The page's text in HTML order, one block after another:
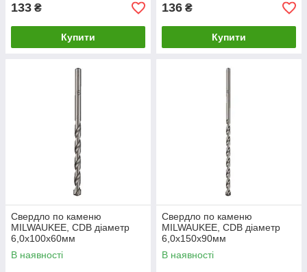
133 ₴
Купити
136 ₴
Купити
Свердло по каменю
MILWAUKEE, CDB діаметр
6,0x100х60мм
В наявності
Свердло по каменю
MILWAUKEE, CDB діаметр
6,0x150х90мм
В наявності